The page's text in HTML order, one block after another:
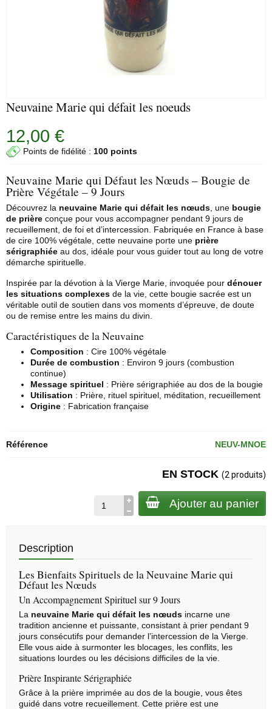
Neuvaine Marie qui défait les noeuds
12,00 €
Points de fidélité : 100 points
Neuvaine Marie qui Défaut les Nœuds – Bougie de
Prière Végétale – 9 Jours
Découvrez la neuvaine Marie qui défait les nœuds , une bougie
de prière conçue pour vous accompagner pendant 9 jours de
recueillement, de foi et d’intercession. Fabriquée en France à base
de cire 100% végétale, cette neuvaine porte une prière
sérigraphiée au dos, idéale pour vous guider tout au long de votre
démarche spirituelle.
Inspirée par la dévotion à la Vierge Marie, invoquée pour dénouer
les situations complexes de la vie, cette bougie sacrée est un
véritable outil de soutien dans vos moments d’épreuve, de doute
ou de remise entre les mains du divin.
Caractéristiques de la Neuvaine
Composition : Cire 100% végétale
Durée de combustion : Environ 9 jours (combustion
continue)
Message spirituel : Prière sérigraphiée au dos de la bougie
Utilisation : Prière, rituel spirituel, méditation, recueillement
Origine : Fabrication française
Référence NEUV-MNOE
EN STOCK (2 produits)
Ajouter au panier
Description
Les Bienfaits Spirituels de la Neuvaine Marie qui
Défaut les Nœuds
Un Accompagnement Spirituel sur 9 Jours
La neuvaine Marie qui défait les nœuds incarne une
tradition ancienne et puissante, consistant à prier pendant 9
jours consécutifs pour demander l’intercession de la Vierge.
Elle vous aide à surmonter les blocages, les conflits, les
situations lourdes ou les décisions difficiles de la vie.
Prière Inspirante Sérigraphiée
Grâce à la prière imprimée au dos de la bougie, vous êtes
guidé dans votre recueillement. Cette prière est une